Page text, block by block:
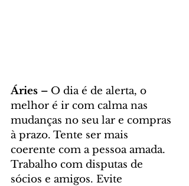
Áries – O dia é de alerta, o
melhor é ir com calma nas
mudanças no seu lar e compras
à prazo. Tente ser mais
coerente com a pessoa amada.
Trabalho com disputas de
sócios e amigos. Evite